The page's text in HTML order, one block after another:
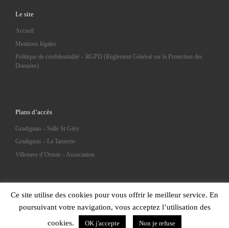
Le site
Accueil
Mentions légales
Politique de confidentialité – RGPD (Règlement Général sur la Protection des
Données)
Plans d’accès
Gradignan – Salle St Géry
Gradignan – La Tannerie
Villenave d’Ornon – Association
© 2026 Trisomie 21 Gironde– Tous droits réservés
Propulsé par WP– Réalisé avec theThème Customizr
Ce site utilise des cookies pour vous offrir le meilleur service. En
poursuivant votre navigation, vous acceptez l’utilisation des
cookies.
OK j'accepte Non je refuse